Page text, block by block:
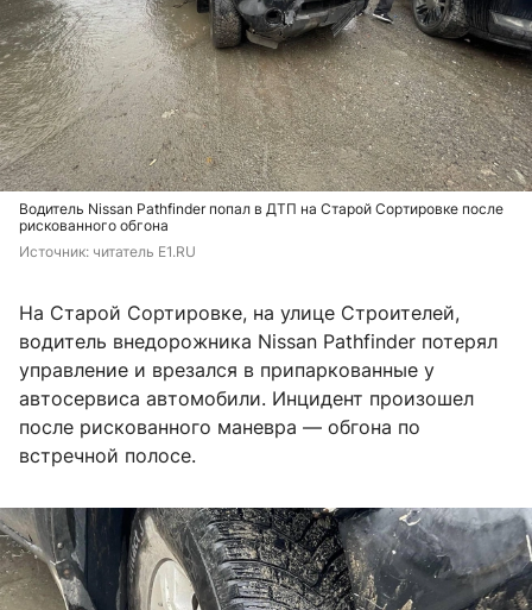
Водитель Nissan Pathfinder попал в ДТП на Старой Сортировке после
рискованного обгона
Источник: читатель E1.RU
На Старой Сортировке, на улице Строителей,
водитель внедорожника Nissan Pathfinder потерял
управление и врезался в припаркованные у
автосервиса автомобили. Инцидент произошел
после рискованного маневра — обгона по
встречной полосе.